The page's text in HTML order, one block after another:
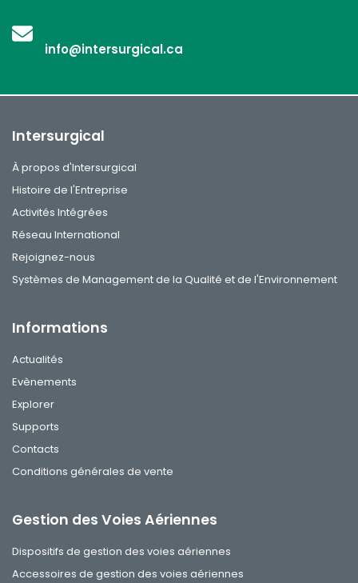
info@intersurgical.ca
Intersurgical
À propos d'Intersurgical
Histoire de l'Entreprise
Activités Intégrées
Réseau International
Rejoignez-nous
Systèmes de Management de la Qualité et de l'Environnement
Informations
Actualités
Evènements
Explorer
Supports
Contacts
Conditions générales de vente
Gestion des Voies Aériennes
Dispositifs de gestion des voies aériennes
Accessoires de gestion des voies aériennes